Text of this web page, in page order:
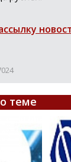
теме